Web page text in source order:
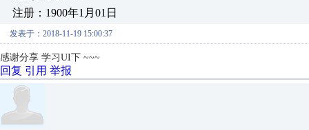
注册：1900年1月01日
发表于：2018-11-19 15:00:37
感谢分享 学习UI下 ~~~
回复 引用 举报